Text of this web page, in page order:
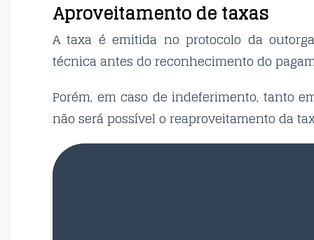
Aproveitamento de taxas
A taxa é emitida no protocolo da
técnica antes do reconhecimento do
Porém, em caso de indeferimento, tanto
não será possível o reaproveitamento da